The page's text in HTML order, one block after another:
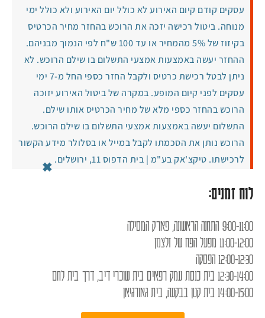
עסקים קודם קיום האירוע לא כולל יום האירוע ולא כולל ימי
מנוחה. ביטול רכישה יזכה את הרוכש בהחזר מחיר הכרטיס
בקיזוז של 5% מהמחיר או עד 100 ש"ח לפי הנמוך מבניהם.
ההחזר יעשה באמצעות אמצעי התשלום בו שילם הרוכש. לא
ניתן לבטל רכישת כרטיס ולקבל החזר כספי החל מ-7 ימי
עסקים לפני קיום המופע. במקרה של ביטול האירוע יזוכה
הרוכש בהחזר כספי מלא של מחיר הכרטיס אותו שילם.
התשלום יעשה באמצעות אמצעי התשלום בו שילם הרוכש.
הרוכש נותן את הסכמתו לקבל במייל או בסלולר מידע הקשור
לרכישתו. טיקצ'אק בע"מ | בית הדפוס 11, ירושלים.
×
לוח זמנים:
9:00-11:00 התחנה הראשונה, פארק המסילה
11:00-12:00 מפעל הפח של זלצמן
12:00-12:30 הפסקה
12:30-14:00 בית כנסת עמק רפאים בית שוכרי דיב, דרך בית לחם
14:00-15:00 בית קטן בבקעה, בית גאורגיאן